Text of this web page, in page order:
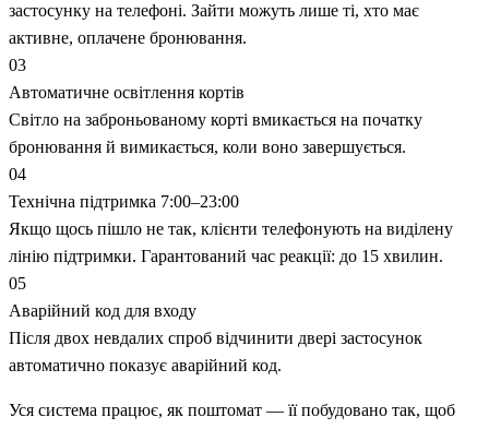
застосунку на телефоні. Зайти можуть лише ті, хто має
активне, оплачене бронювання.
03
Автоматичне освітлення кортів
Світло на заброньованому корті вмикається на початку
бронювання й вимикається, коли воно завершується.
04
Технічна підтримка 7:00–23:00
Якщо щось пішло не так, клієнти телефонують на виділену
лінію підтримки. Гарантований час реакції: до 15 хвилин.
05
Аварійний код для входу
Після двох невдалих спроб відчинити двері застосунок
автоматично показує аварійний код.
Уся система працює, як поштомат — її побудовано так, щоб